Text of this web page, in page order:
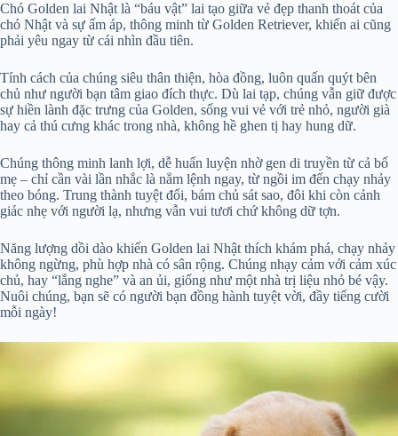
Chó Golden lai Nhật là “báu vật” lai tạo giữa vẻ đẹp thanh thoát của
chó Nhật và sự ấm áp, thông minh từ Golden Retriever, khiến ai cũng
phải yêu ngay từ cái nhìn đầu tiên.
Tính cách của chúng siêu thân thiện, hòa đồng, luôn quấn quýt bên
chủ như người bạn tâm giao đích thực. Dù lai tạp, chúng vẫn giữ được
sự hiền lành đặc trưng của Golden, sống vui vẻ với trẻ nhỏ, người già
hay cả thú cưng khác trong nhà, không hề ghen tị hay hung dữ.
Chúng thông minh lanh lợi, dễ huấn luyện nhờ gen di truyền từ cả bố
mẹ – chỉ cần vài lần nhắc là nắm lệnh ngay, từ ngồi im đến chạy nhảy
theo bóng. Trung thành tuyệt đối, bám chủ sát sao, đôi khi còn cảnh
giác nhẹ với người lạ, nhưng vẫn vui tươi chứ không dữ tợn.
Năng lượng dồi dào khiến Golden lai Nhật thích khám phá, chạy nhảy
không ngừng, phù hợp nhà có sân rộng. Chúng nhạy cảm với cảm xúc
chủ, hay “lắng nghe” và an ủi, giống như một nhà trị liệu nhỏ bé vậy.
Nuôi chúng, bạn sẽ có người bạn đồng hành tuyệt vời, đầy tiếng cười
mỗi ngày!